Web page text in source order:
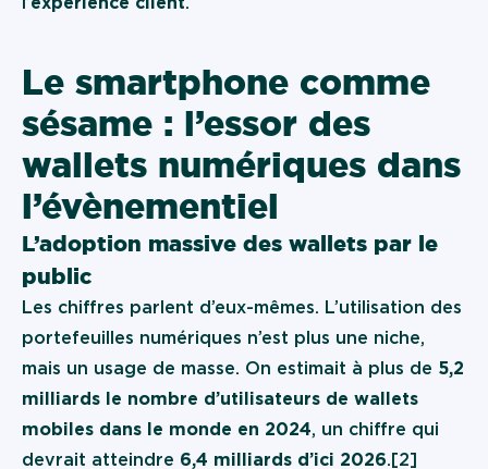
Le smartphone comme
sésame : l’essor des
wallets numériques dans
l’évènementiel
L’adoption massive des wallets par le
public
Les chiffres parlent d’eux-mêmes. L’utilisation des
portefeuilles numériques n’est plus une niche,
mais un usage de masse. On estimait à plus de 5,2
milliards le nombre d’utilisateurs de wallets
mobiles dans le monde en 2024, un chiffre qui
devrait atteindre 6,4 milliards d’ici 2026.[2]